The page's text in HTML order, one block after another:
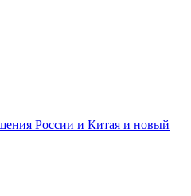
России и Китая и новый